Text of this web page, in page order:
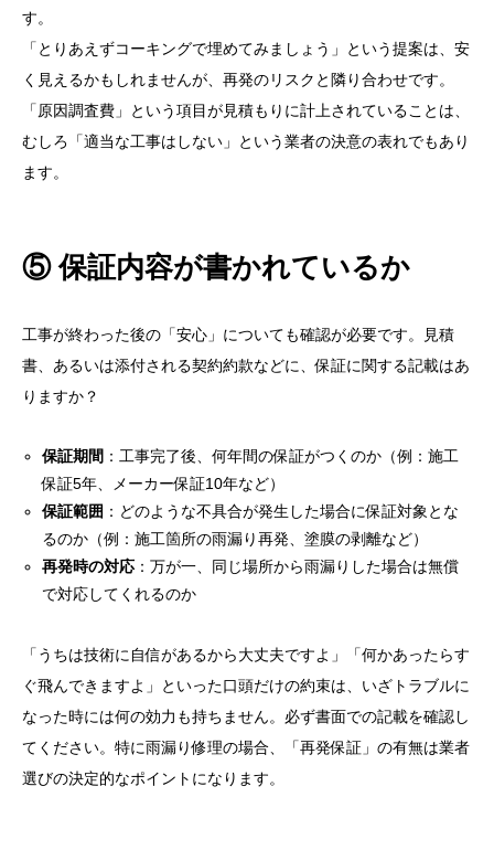
す。
「とりあえずコーキングで埋めてみましょう」という提案は、安
く見えるかもしれませんが、再発のリスクと隣り合わせです。
「原因調査費」という項目が見積もりに計上されていることは、
むしろ「適当な工事はしない」という業者の決意の表れでもあり
ます。
⑤ 保証内容が書かれているか
工事が終わった後の「安心」についても確認が必要です。見積
書、あるいは添付される契約約款などに、保証に関する記載はあ
りますか？
保証期間 ：工事完了後、何年間の保証がつくのか（例：施工
保証5年、メーカー保証10年など）
保証範囲 ：どのような不具合が発生した場合に保証対象とな
るのか（例：施工箇所の雨漏り再発、塗膜の剥離など）
再発時の対応 ：万が一、同じ場所から雨漏りした場合は無償
で対応してくれるのか
「うちは技術に自信があるから大丈夫ですよ」「何かあったらす
ぐ飛んできますよ」といった口頭だけの約束は、いざトラブルに
なった時には何の効力も持ちません。必ず書面での記載を確認し
てください。特に雨漏り修理の場合、「再発保証」の有無は業者
選びの決定的なポイントになります。
るか
④ 原因特定の方法が明記されているか（雨漏りの場
合）
注意！こんな見積もりや業者はトラブルの元
見積もりに納得できないときはどうする？
⬇︎⬇︎ まずは一度お電話ください
雨漏り修理のご案内とお問い合わせ導線
公式SNS・動画チャンネル
X（旧Twitter）
Instagram